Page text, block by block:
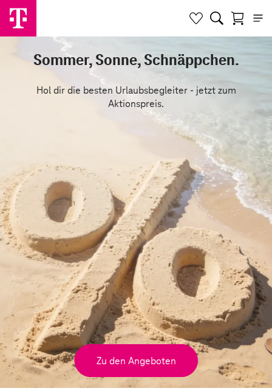
Sommer, Sonne, Schnäppchen.
Hol dir die besten Urlaubsbegleiter - jetzt zum
Aktionspreis.
Zu den Angeboten